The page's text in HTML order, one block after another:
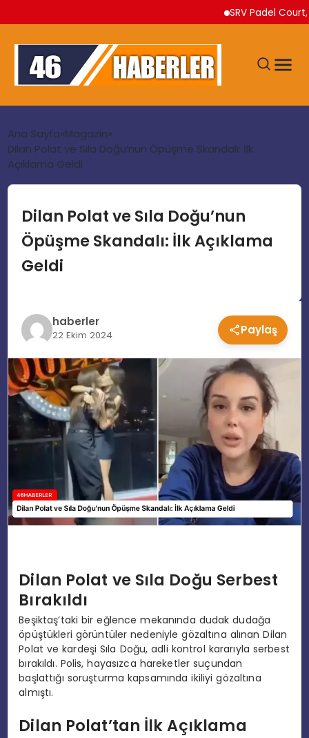
SRV Padel Court,
GÜNDEM
EKONOMI
SIYASET
EĞITIM
MAGAZIN
SPOR
YAŞAM
Ana Sayfa Magazin
Dilan Polat ve Sıla Doğu’nun Öpüşme Skandalı: İlk
Açıklama Geldi
Dilan Polat ve Sıla Doğu’nun
Öpüşme Skandalı: İlk Açıklama
Geldi
haberler
22 Ekim 2024 Paylaş
Dilan Polat ve Sıla Doğu Serbest
Bırakıldı
Beşiktaş’taki bir eğlence mekanında dudak dudağa
öpüştükleri görüntüler nedeniyle gözaltına alınan Dilan
Polat ve kardeşi Sıla Doğu, adli kontrol kararıyla serbest
bırakıldı. Polis, hayasızca hareketler suçundan
başlattığı soruşturma kapsamında ikiliyi gözaltına
almıştı.
Dilan Polat’tan İlk Açıklama